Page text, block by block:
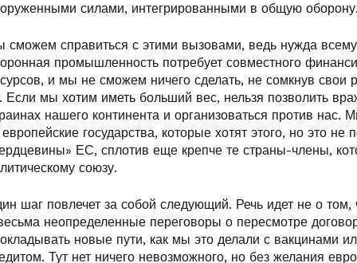
силами, интегрированными в общую оборону.
сможем справиться с этими вызовами, ведь нужда
промышленность потребует совместного
и мы не сможем ничего сделать, не сомкнув
Если мы хотим иметь больший вес, нельзя позволить
нашего континента и организоваться против
государства, которые хотят этого, но это не
ЕС, сплотив еще крепче те страны-члены,
союзу.
шаг повлечет за собой следующий. Речь идет не о том,
неопределенные переговоры о пересмотре
новые пути, как мы это делали с вакцинами
Тут нет ничего невозможного, но без желания